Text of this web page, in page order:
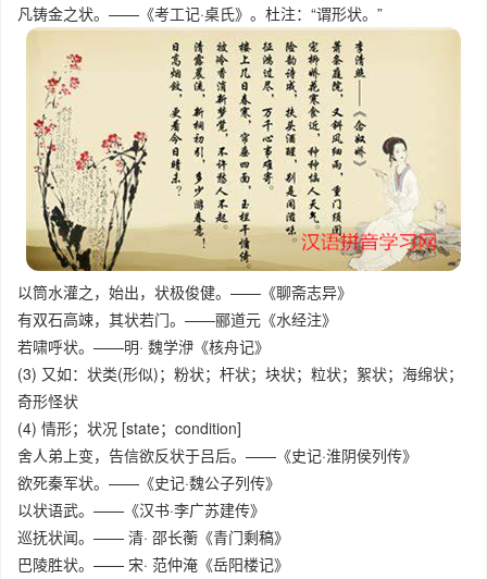
凡铸金之状。——《考工记·桌氏》。杜注：“谓形状。”
以筒水灌之，始出，状极俊健。——《聊斋志异》
有双石高竦，其状若门。——郦道元《水经注》
若啸呼状。——明· 魏学洢《核舟记》
(3) 又如：状类(形似)；粉状；杆状；块状；粒状；絮状；海绵状；
奇形怪状
(4) 情形；状况 [state；condition]
舍人弟上变，告信欲反状于吕后。——《史记·淮阴侯列传》
欲死秦军状。——《史记·魏公子列传》
以状语武。——《汉书·李广苏建传》
巡抚状闻。—— 清· 邵长蘅《青门剩稿》
巴陵胜状。—— 宋· 范仲淹《岳阳楼记》